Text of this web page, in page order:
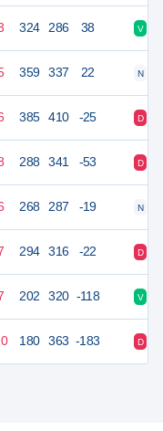
324 286 38 V
359 337 22 N
385 410 -25 D
288 341 -53 D
268 287 -19 N
294 316 -22 D
202 320 -118 V
180 363 -183 D